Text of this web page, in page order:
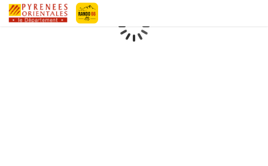
Pyrénées-Orientales Le Département
Chargement